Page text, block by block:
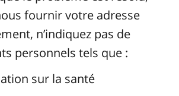
fournir votre adresse
n’indiquez pas de
personnels tels que :
sur la santé